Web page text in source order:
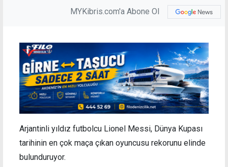
MYKibris.com'a Abone Ol
Arjantinli yıldız futbolcu Lionel Messi, Dünya Kupası
tarihinin en çok maça çıkan oyuncusu rekorunu elinde
bulunduruyor.